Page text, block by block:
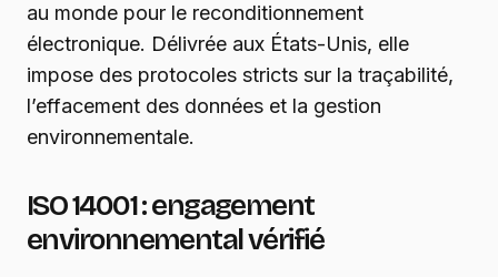
au monde pour le reconditionnement
électronique. Délivrée aux États-Unis, elle
impose des protocoles stricts sur la traçabilité,
l’effacement des données et la gestion
environnementale.
ISO 14001 : engagement
environnemental vérifié